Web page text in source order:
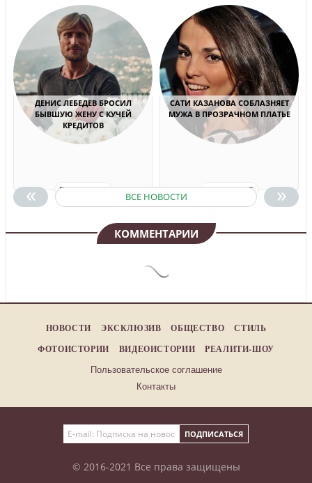
« »
ДЕНИС ЛЕБЕДЕВ БРОСИЛ
БЫВШУЮ ЖЕНУ С КУЧЕЙ
КРЕДИТОВ
ПОДРОБНЕЕ
САТИ КАЗАНОВА СОБЛАЗНЯЕТ
МУЖА В ПРОЗРАЧНОМ ПЛАТЬЕ
ПОДРОБНЕЕ
ВСЕ НОВОСТИ
КОММЕНТАРИИ
НОВОСТИ ЭКСКЛЮЗИВ ОБЩЕСТВО
СТИЛЬ
ФОТОИСТОРИИ
ВИДЕОИСТОРИИ РЕАЛИТИ-ШОУ
Пользовательское соглашение
Контакты
© 2016-2021 Все права защищены